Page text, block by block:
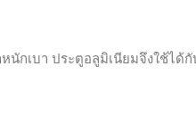
กเบา ประตูอลูมิเนียมจึงใช้ไ